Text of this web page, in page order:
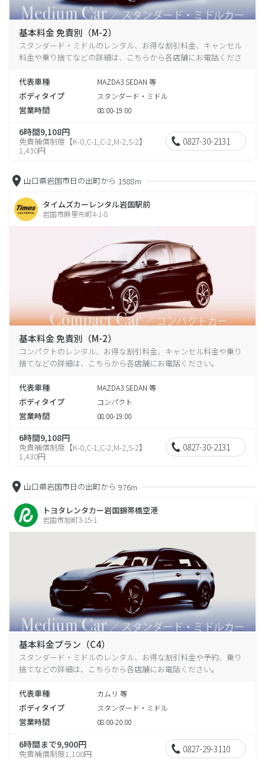
基本料金 免責別（M-2）
スタンダード・ミドルのレンタル、お得な割引料金、キャンセル
料金や乗り捨てなどの詳細は、こちらから各店舗にお電話くださ
代表車種
MAZDA3 SEDAN 等
ボディタイプ スタンダード・ミドル
営業時間 08:00-19:00
6時間9,108円
免責補償制度【K-0,C-1,C-2,M-2,S-2】
1,430円
0827-30-2131
山口県岩国市日の出町から 1588m
タイムズカーレンタル岩国駅前
岩国市麻里布町4-1-8
基本料金 免責別（M-2）
コンパクトのレンタル、お得な割引料金、キャンセル料金や乗り
捨てなどの詳細は、こちらから各店舗にお電話ください。
代表車種 MAZDA3 SEDAN 等
ボディタイプ コンパクト
営業時間 08:00-19:00
6時間9,108円
免責補償制度【K-0,C-1,C-2,M-2,S-2】
1,430円
0827-30-2131
山口県岩国市日の出町から 976m
トヨタレンタカー岩国錦帯橋空港
岩国市旭町3-15-1
基本料金プラン（C4）
スタンダード・ミドルのレンタル、お得な割引料金や予約、乗り
捨てなどの詳細は、こちらから各店舗にお電話ください。
代表車種 カムリ 等
ボディタイプ スタンダード・ミドル
営業時間 08:00-20:00
6時間まで9,900円
免責補償制度1,100円 0827-29-3110